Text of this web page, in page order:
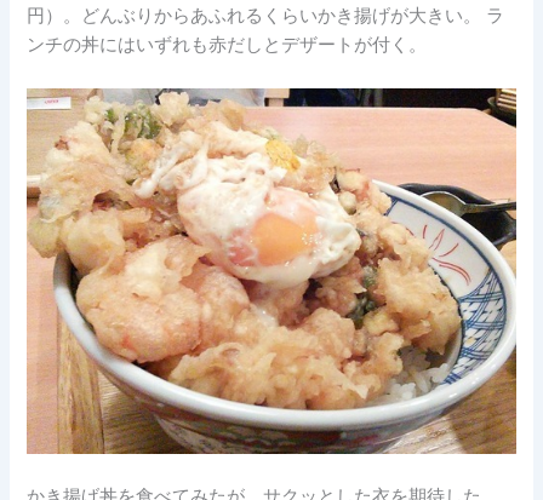
円）。どんぶりからあふれるくらいかき揚げが大きい。 ラ
ンチの丼にはいずれも赤だしとデザートが付く。